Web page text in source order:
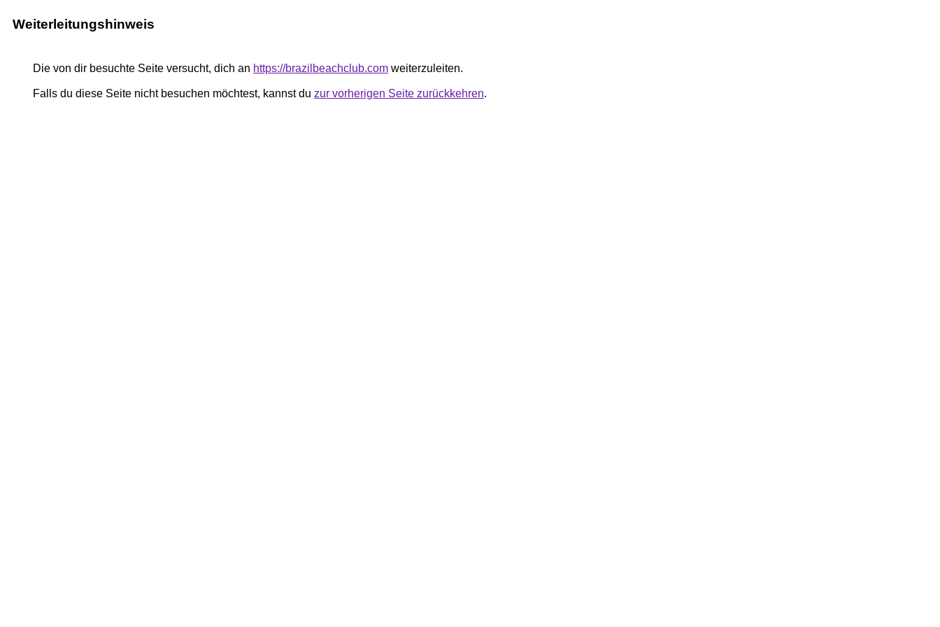
Weiterleitungshinweis
Die von dir besuchte Seite versucht, dich an https://brazilbeachclub.com weiterzuleiten.
Falls du diese Seite nicht besuchen möchtest, kannst du zur vorherigen Seite zurückkehren.